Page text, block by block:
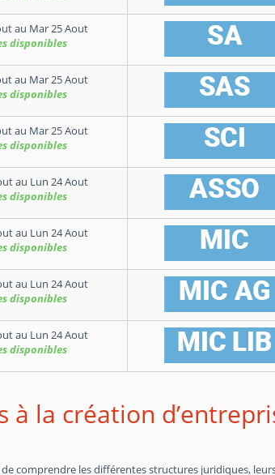
au Mar 25 Aout
disponibles
au Mar 25 Aout
disponibles
au Mar 25 Aout
disponibles
au Lun 24 Aout
disponibles
au Lun 24 Aout
disponibles
au Lun 24 Aout
disponibles
au Lun 24 Aout
disponibles
à la création
comprendre les différentes structures juridiques,